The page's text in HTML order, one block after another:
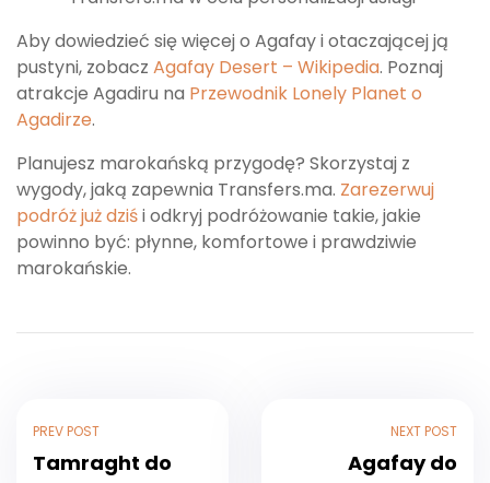
Aby dowiedzieć się więcej o Agafay i otaczającej ją
pustyni, zobacz Agafay Desert – Wikipedia. Poznaj
atrakcje Agadiru na Przewodnik Lonely Planet o
Agadirze.
Planujesz marokańską przygodę? Skorzystaj z
wygody, jaką zapewnia Transfers.ma. Zarezerwuj
podróż już dziśi odkryj podróżowanie takie, jakie
powinno być: płynne, komfortowe i prawdziwie
marokańskie.
PREV POST
Tamraght do
NEXT POST
Agafay do